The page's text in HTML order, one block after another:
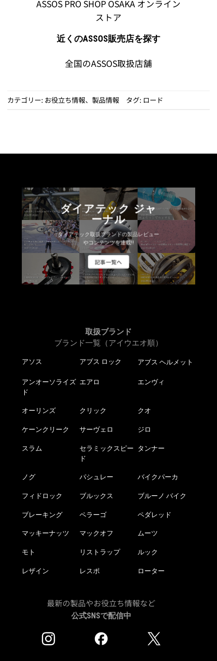
ASSOS PRO SHOP OSAKA オンライン
ストア
近くのASSOS販売店を探す
全国のASSOS取扱店舗
カテゴリー: お役立ち情報、 製品情報 タグ: ロード
ダイアテック ジャ
ーナル
ダイアテック取扱ブランドの製品レビュー
やコンテンツを連載!!
記事一覧へ
取扱ブランド
ブランド一覧（アイウエオ順）
アソス アブス ロック アブス ヘルメット
アンオーソライズ
ド
エアロ エンヴィ
オーリンズ クリック クオ
ケーンクリーク サーヴェロ ジロ
スラム
セラミックスピー
ド
タンナー
ノグ パシュレー バイクパーカ
フィドロック ブルックス ブルーノ バイク
ブレーキング ペラーゴ ペダレッド
マッキーナッツ マックオフ ムーツ
モト リストラップ ルック
レザイン レスポ ローター
最新の製品やお役立ち情報など
公式SNSで配信中